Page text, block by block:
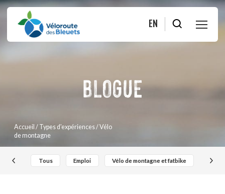
EN
PLANIFIER
ROULER
À PROPOS
BLOGUE
Accueil / Types d'expériences / Vélo
de montagne
Tous Emploi Vélo de montagne et fatbike